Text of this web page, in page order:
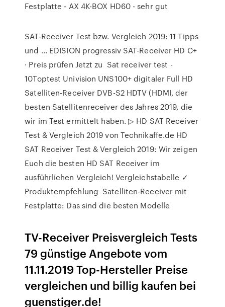
Festplatte - AX 4K-BOX HD60 - sehr gut
SAT-Receiver Test bzw. Vergleich 2019: 11 Tipps
und ... EDISION progressiv SAT-Receiver HD C+
· Preis prüfen Jetzt zu Sat receiver test -
10Toptest Univision UNS100+ digitaler Full HD
Satelliten-Receiver DVB-S2 HDTV (HDMI, der
besten Satellitenreceiver des Jahres 2019, die
wir im Test ermittelt haben. ▷ HD SAT Receiver
Test & Vergleich 2019 von Technikaffe.de HD
SAT Receiver Test & Vergleich 2019: Wir zeigen
Euch die besten HD SAT Receiver im
ausführlichen Vergleich! Vergleichstabelle ✓
Produktempfehlung Satelliten-Receiver mit
Festplatte: Das sind die besten Modelle
TV-Receiver Preisvergleich Tests
79 günstige Angebote vom
11.11.2019 Top-Hersteller Preise
vergleichen und billig kaufen bei
guenstiger.de!